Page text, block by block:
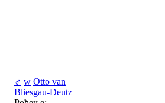
♂ w Otto van
Bliesgau-Deutz